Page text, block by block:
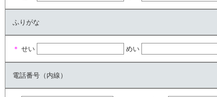
ふりがな
＊ せい めい
電話番号（内線）